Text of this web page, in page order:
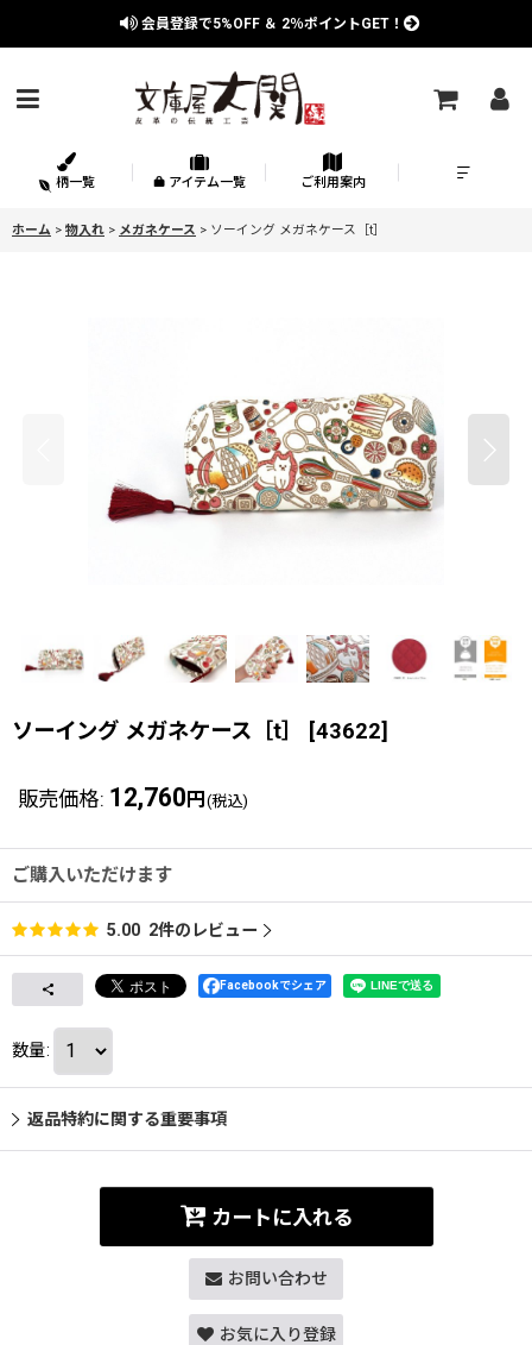
会員登録で5%OFF ＆ 2％ポイントGET！
柄一覧 アイテム一覧 ご利用案内
ホーム > 物入れ > メガネケース > ソーイング メガネケース［t］
ソーイング メガネケース［t］ [43622]
販売価格: 12,760 円 (税込)
ご購入いただけます
5.00 2件のレビュー
Facebookでシェア
数量:
返品特約に関する重要事項
カートに入れる
お問い合わせ
お気に入り登録